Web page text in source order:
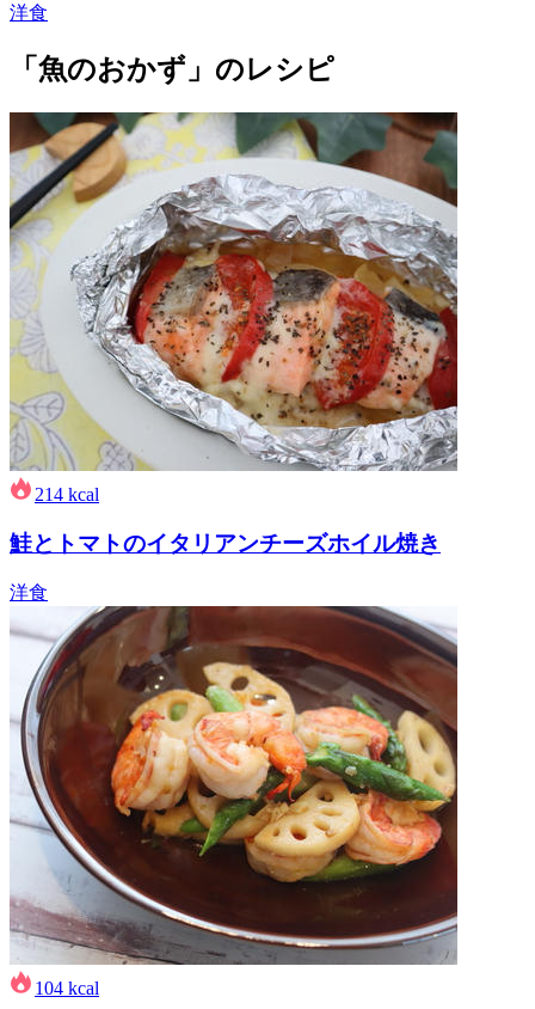
洋食
「魚のおかず」のレシピ
214 kcal
鮭とトマトのイタリアンチーズホイル焼き
洋食
104 kcal